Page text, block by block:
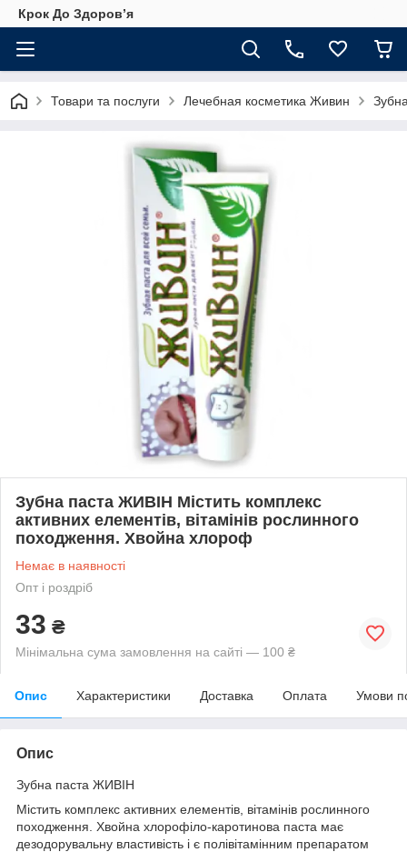
Крок До Здоровʼя
Товари та послуги Лечебная косметика Живин
Зубна паста ЖИВІН Містить комплекс
активних елементів, вітамінів рослинного
походження. Хвойна хлороф
Немає в наявності
Опт і роздріб
33 ₴
Мінімальна сума замовлення на сайті — 100 ₴
Опис Характеристики Доставка Оплата Умови
Опис
Зубна паста ЖИВІН
Містить комплекс активних елементів, вітамінів рослинного
походження. Хвойна хлорофіло-каротинова паста має
дезодорувальну властивість і є полівітамінним препаратом